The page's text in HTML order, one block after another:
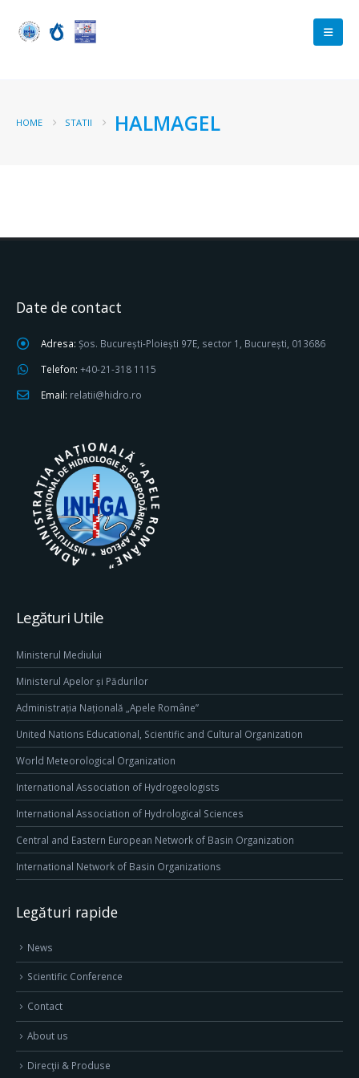
HOME STATII HALMAGEL
Date de contact
Adresa: Șos. București-Ploiești 97E, sector 1, București, 013686
Telefon: +40-21-318 1115
Email: relatii@hidro.ro
Legături Utile
Ministerul Mediului
Ministerul Apelor și Pădurilor
Administrația Națională „Apele Române”
United Nations Educational, Scientific and Cultural Organization
World Meteorological Organization
International Association of Hydrogeologists
International Association of Hydrological Sciences
Central and Eastern European Network of Basin Organization
International Network of Basin Organizations
Legături rapide
News
Scientific Conference
Contact
About us
Direcţii & Produse